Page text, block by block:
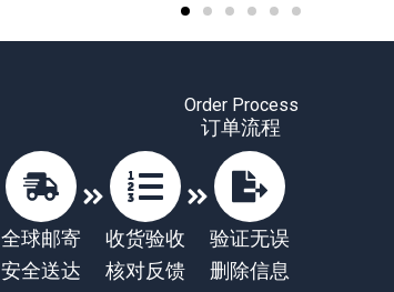
Order Process
订单流程
全球邮寄
安全送达
收货验收
核对反馈
验证无误
删除信息